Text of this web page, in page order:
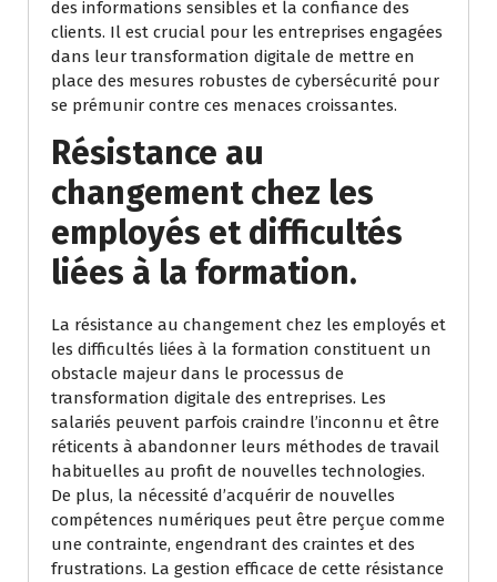
des informations sensibles et la confiance des
clients. Il est crucial pour les entreprises engagées
dans leur transformation digitale de mettre en
place des mesures robustes de cybersécurité pour
se prémunir contre ces menaces croissantes.
Résistance au
changement chez les
employés et difficultés
liées à la formation.
La résistance au changement chez les employés et
les difficultés liées à la formation constituent un
obstacle majeur dans le processus de
transformation digitale des entreprises. Les
salariés peuvent parfois craindre l’inconnu et être
réticents à abandonner leurs méthodes de travail
habituelles au profit de nouvelles technologies.
De plus, la nécessité d’acquérir de nouvelles
compétences numériques peut être perçue comme
une contrainte, engendrant des craintes et des
frustrations. La gestion efficace de cette résistance